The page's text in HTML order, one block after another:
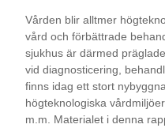
Vården blir alltmer
vård och förbättrade
sjukhus är därmed
vid diagnosticering,
finns idag ett stort
högteknologiska
m.m. Materialet i denna